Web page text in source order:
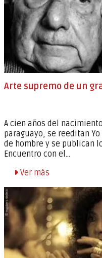
Arte supremo de un
A cien años del
paraguayo, se reeditan
de hombre y se publican
Encuentro con el...
Ver más